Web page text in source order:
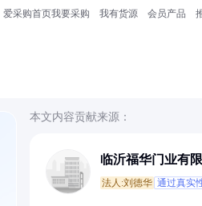
爱采购首页我要采购 我有货源 会员产品
本文内容贡献来源：
临沂福华门业有
法人:刘德华 通过真实